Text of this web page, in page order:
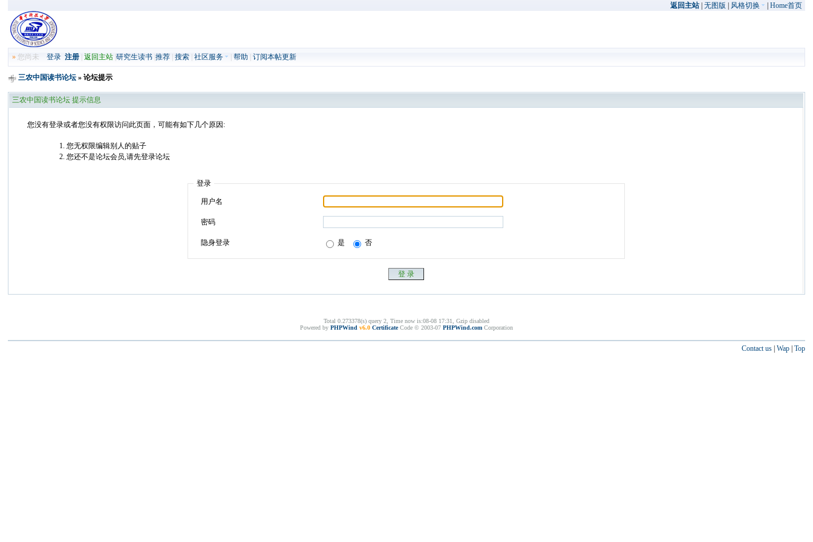
返回主站| 无图版 风格切换 Home首页
» 您尚未登录 注册 |返回主站 |研究生读书 |推荐 |搜索 |社区服务 |帮助 |订阅本帖更新
三农中国读书论坛 » 论坛提示
三农中国读书论坛 提示信息
您没有登录或者您没有权限访问此页面，可能有如下几个原因:
您无权限编辑别人的贴子
您还不是论坛会员,请先登录论坛
登录
用户名
密码
隐身登录 是 否
Total 0.273378(s) query 2, Time now is:08-08 17:31, Gzip disabled
Powered by PHPWind v6.0 CertificateCode © 2003-07 PHPWind.com Corporation
Contact us| Wap| Top